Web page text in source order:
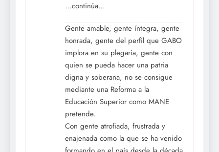
…continúa…
Gente amable, gente íntegra, gente
honrada, gente del perfil que GABO
implora en su plegaria, gente con
quien se pueda hacer una patria
digna y soberana, no se consigue
mediante una Reforma a la
Educación Superior como MANE
pretende.
Con gente atrofiada, frustrada y
enajenada como la que se ha venido